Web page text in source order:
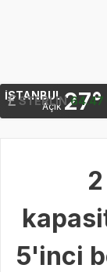
STERLIN 64.47
G.ALTIN
İSTANBUL
Açık 27°
5'inci